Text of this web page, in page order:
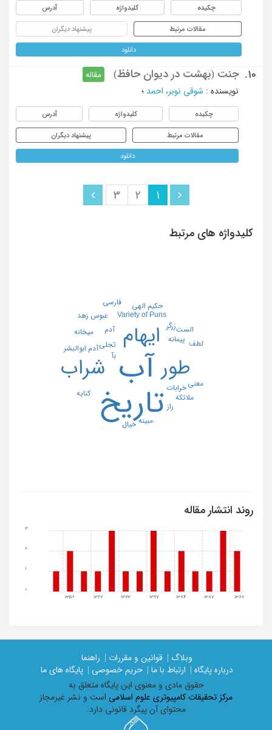
چکیده کلیدواژه آدرس
مقالات مرتبط پیشنهاد دیگران
دانلود
10. جنت (بهشت در دیوان حافظ)
مقاله
نویسنده : شوقی نوبر، احمد ؛
چکیده کلیدواژه آدرس
مقالات مرتبط پیشنهاد دیگران
دانلود
1
2
3
کلیدواژه های مرتبط
آب
تاریخ
ایهام
شراب
طور
Variety of Puns
آدم
آدم ابوالبشر
پيمانه
تجلی
حکیم الهی
خرابات
زرگر
مبینه
ملائکه
ميخانه
کنایه
الست
بآ
خیال
راز
عبوس زهد
فارسی
لطف
معنی
روند انتشار مقاله
1356 1367 1373 1377 1384 1387 1389
0
1
2
3
وبلاگ | قوانین و مقررات |
راهنما
درباره پایگاه |
ارتباط با ما | حریم خصوصی |
پایگاه های ما
حقوق مادی و معنوی اين پايگاه متعلق به
مرکز تحقیقات کامپیوتری علوم اسلامی است و نشر غیرمجاز
محتوای آن پیگرد قانونی دارد.